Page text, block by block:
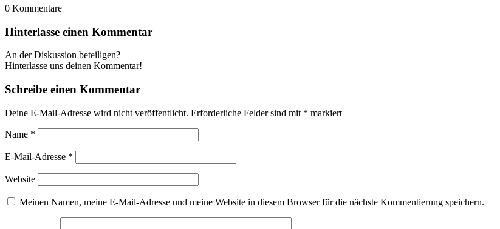
0 Kommentare
Hinterlasse einen Kommentar
An der Diskussion beteiligen?
Hinterlasse uns deinen Kommentar!
Schreibe einen Kommentar
Deine E-Mail-Adresse wird nicht veröffentlicht. Erforderliche Felder sind mit * markiert
Name *
E-Mail-Adresse *
Website
Meinen Namen, meine E-Mail-Adresse und meine Website in diesem Browser für die nächste Kommentierung speichern.